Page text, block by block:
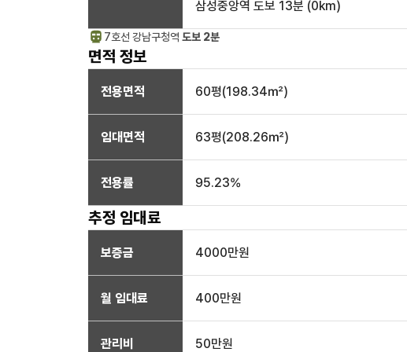
삼성중앙역 도보 13분 (0km)
7호선 강남구청역 도보 2분
면적 정보
전용면적 60평(198.34㎡)
임대면적 63평(208.26㎡)
전용률 95.23%
추정 임대료
보증금 4000만원
월 임대료 400만원
관리비 50만원